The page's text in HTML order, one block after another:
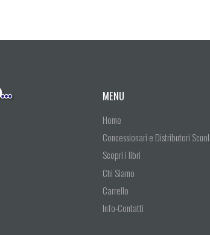
MENU
Home
Concessionari e Distributori
Scopri i libri
Chi Siamo
Carrello
Info-Contatti